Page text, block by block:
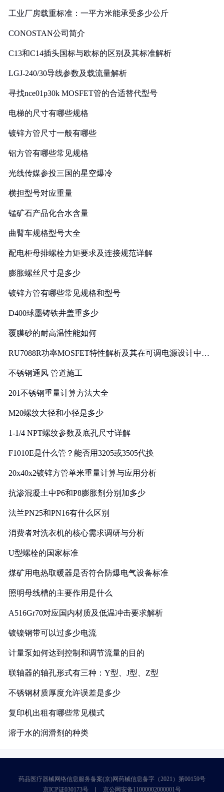
工业厂房载重标准：一平方米能承受多少公斤
CONOSTAN公司简介
C13和C14插头国标与欧标的区别及其标准解析
LGJ-240/30导线参数及载流量解析
寻找nce01p30k MOSFET管的合适替代型号
电梯的尺寸有哪些规格
镀锌方管尺寸一般有哪些
铝方管有哪些常见规格
光线传媒参投三国的星空爆冷
横担型号对应重量
锰矿石产品化合水含量
曲臂车规格型号大全
配电柜母排螺栓力矩要求及连接规范详解
膨胀螺丝尺寸是多少
镀锌方管有哪些常见规格和型号
D400球墨铸铁井盖重多少
覆膜砂的耐高温性能如何
RU7088R功率MOSFET特性解析及其在可调电源设计中的
不锈钢通风 管道施工
201不锈钢重量计算方法大全
M20螺纹大径和小径是多少
1-1/4 NPT螺纹参数及底孔尺寸详解
F1010E是什么管？能否用3205或3505代换
20x40x2镀锌方管单米重量计算与应用分析
抗渗混凝土中P6和P8膨胀剂分别加多少
法兰PN25和PN16有什么区别
消费者对洗衣机的核心需求调研与分析
U型螺栓的国家标准
煤矿用电热取暖器是否符合防爆电气设备标准
照明母线槽的主要作用是什么
A516Gr70对应国内材质及低温冲击要求解析
镀镍钢带可以过多少电流
计量泵如何达到控制和调节流量的目的
联轴器的轴孔形式有三种：Y型、J型、Z型
不锈钢材质厚度允许误差是多少
复印机出租有哪些常见模式
溶于水的润滑剂的种类
药品医疗器械网络信息服务备案(京)网药械信息备字（2021）第00159号
京ICP证030173号
京公网安备11000002000001号